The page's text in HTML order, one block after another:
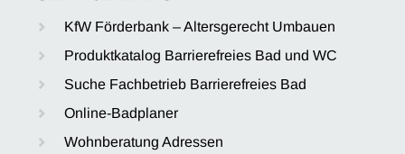
KfW Förderbank – Altersgerecht Umbauen
Produktkatalog Barrierefreies Bad und WC
Suche Fachbetrieb Barrierefreies Bad
Online-Badplaner
Wohnberatung Adressen